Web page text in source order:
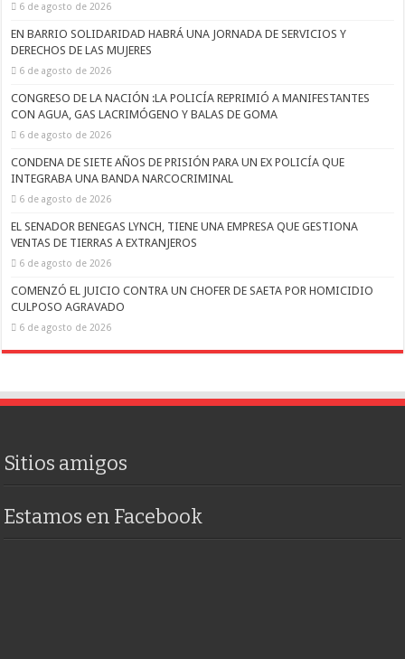
6 de agosto de 2026
EN BARRIO SOLIDARIDAD HABRÁ UNA JORNADA DE SERVICIOS Y
DERECHOS DE LAS MUJERES
6 de agosto de 2026
CONGRESO DE LA NACIÓN :LA POLICÍA REPRIMIÓ A MANIFESTANTES
CON AGUA, GAS LACRIMÓGENO Y BALAS DE GOMA
6 de agosto de 2026
CONDENA DE SIETE AÑOS DE PRISIÓN PARA UN EX POLICÍA QUE
INTEGRABA UNA BANDA NARCOCRIMINAL
6 de agosto de 2026
EL SENADOR BENEGAS LYNCH, TIENE UNA EMPRESA QUE GESTIONA
VENTAS DE TIERRAS A EXTRANJEROS
6 de agosto de 2026
COMENZÓ EL JUICIO CONTRA UN CHOFER DE SAETA POR HOMICIDIO
CULPOSO AGRAVADO
6 de agosto de 2026
Sitios amigos
Estamos en Facebook